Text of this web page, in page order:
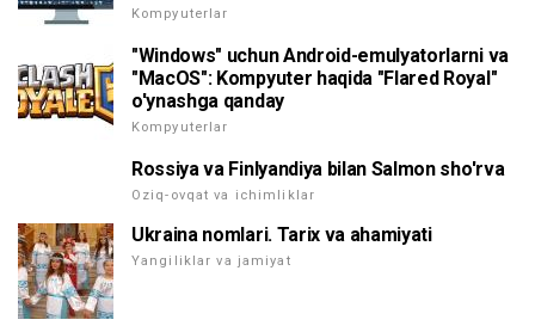
Kompyuterlar
"Windows" uchun Android-emulyatorlarni va
"MacOS": Kompyuter haqida "Flared Royal"
o'ynashga qanday
Kompyuterlar
Rossiya va Finlyandiya bilan Salmon sho'rva
Oziq-ovqat va ichimliklar
Ukraina nomlari. Tarix va ahamiyati
Yangiliklar va jamiyat